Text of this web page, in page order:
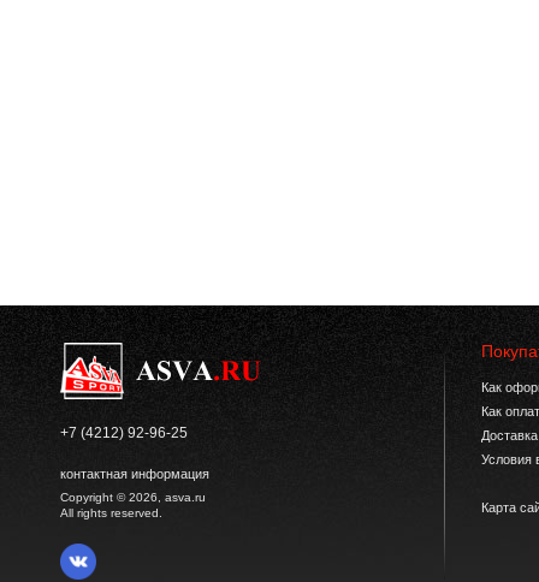
+7 (4212) 92-96-25
контактная информация
Copyright © 2026, asva.ru
All rights reserved.
Как
Как
Условия
Карта